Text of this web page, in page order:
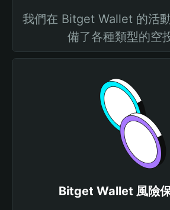
我們在 Bitget Wallet 的活
備了各種類型的空
Bitget Wallet 風險